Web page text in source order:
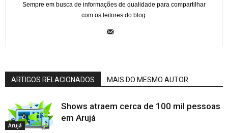
Sempre em busca de informações de qualidade para compartilhar
com os leitores do blog.
ARTIGOS RELACIONADOS MAIS DO MESMO AUTOR
Arujá
Shows atraem cerca de 100 mil pessoas
em Arujá